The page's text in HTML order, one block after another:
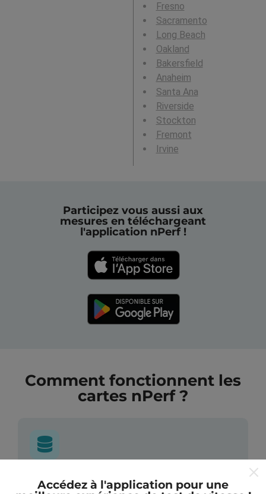
Fresno
Sacramento
Long Beach
Oakland
Bakersfield
Anaheim
Santa Ana
Riverside
Stockton
Fremont
Irvine
Participez vous aussi aux
mesures en téléchargeant
l'application nPerf !
Comment fonctionnent les
cartes nPerf ?
D'où proviennent les données ?
Accédez à l'application pour une